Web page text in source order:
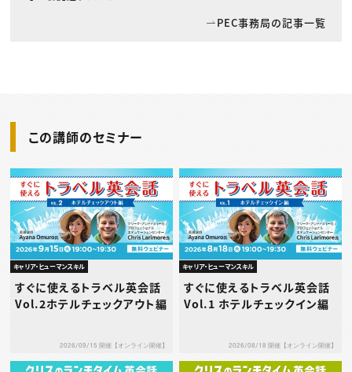
PEC事務局の記事一覧
この講師のセミナー
キャリア・ヒューマンスキル
すぐに使えるトラベル英会話
Vol.2ホテルチェックアウト編
2026/09/15 開催【オンライン開催】
キャリア・ヒューマンスキル
すぐに使えるトラベル英会話
Vol.1 ホテルチェックイン編
2026/08/18 開催【オンライン開催】